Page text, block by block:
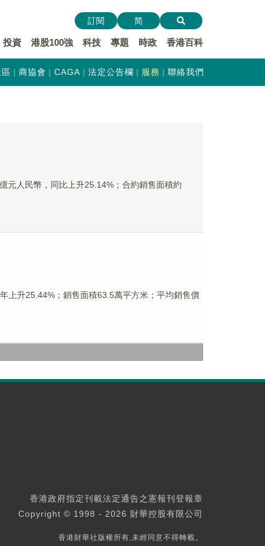
投資 港股100強 科技 專題 時政 香港百科
訂閱 简
商協會 CAGA 法定公告欄 服務 聯絡我們
元人民幣，同比上升25.14%；合約銷售面積約
上升25.44%；銷售面積63.5萬平方米；平均銷售價
香港政府指定刊載法定通告之憲報刊登報章
Copyright © 1998 - 2026 財華控股有限公司
香港財華社版權所有,未經同意不得轉載。